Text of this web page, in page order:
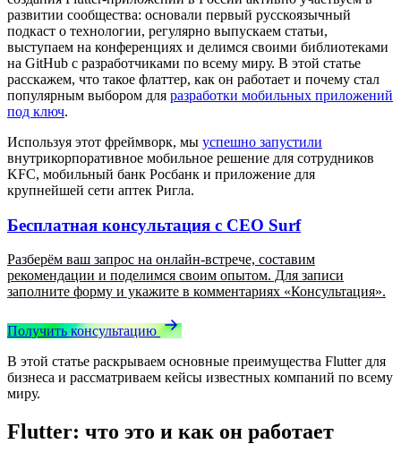
развитии сообщества: основали первый русскоязычный
подкаст о технологии, регулярно выпускаем статьи,
выступаем на конференциях и делимся своими библиотеками
на GitHub с разработчиками по всему миру. В этой статье
расскажем, что такое флаттер, как он работает и почему стал
популярным выбором для разработки мобильных приложений
под ключ.
Используя этот фреймворк, мы успешно запустили
внутрикорпоративное мобильное решение для сотрудников
KFC, мобильный банк Росбанк и приложение для
крупнейшей сети аптек Ригла.
Бесплатная консультация с CEO Surf
Разберём ваш запрос на онлайн-встрече, составим
рекомендации и поделимся своим опытом. Для записи
заполните форму и укажите в комментариях «Консультация».
Получить консультацию
В этой статье раскрываем основные преимущества Flutter для
бизнеса и рассматриваем кейсы известных компаний по всему
миру.
Flutter: что это и как он работает